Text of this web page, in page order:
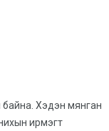
Хэдэн мянган
ирмэгт